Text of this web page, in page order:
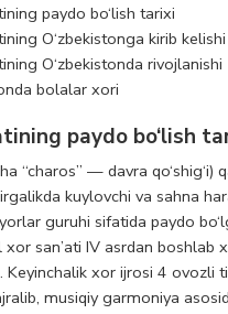
paydo bo‘lish tarixi
O‘zbekistonga kirib kelishi
O‘zbekistonda rivojlanishi
bolalar xori
paydo bo‘lish
“charos” — davra qo‘shig‘i)
kuylovchi va sahna
guruhi sifatida paydo
san’ati IV asrdan boshlab
Keyinchalik xor ijrosi 4 ovozli
musiqiy garmoniya